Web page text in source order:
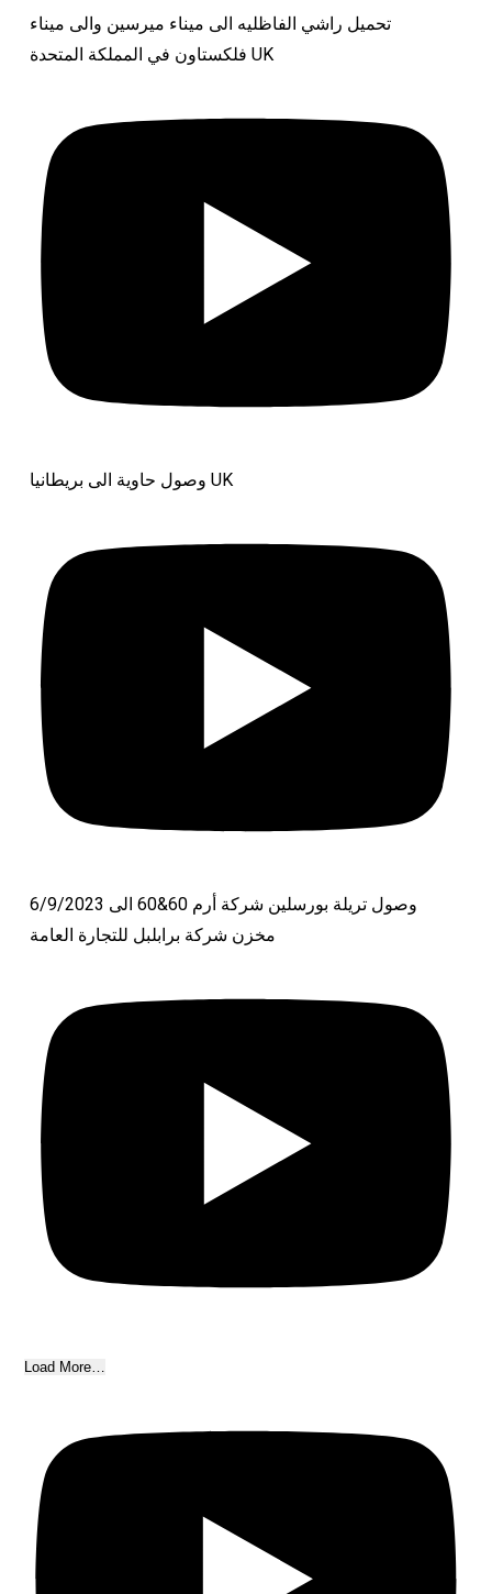
تحميل راشي الفاظليه الى ميناء ميرسين والى ميناء
فلكستاون في المملكة المتحدة UK
وصول حاوية الى بريطانيا UK
6/9/2023 وصول تريلة بورسلين شركة أرم 60&60 الى
مخزن شركة برابلبل للتجارة العامة
Load More…